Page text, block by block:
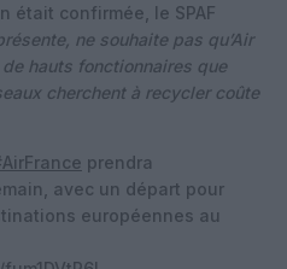
était confirmée, le SPAF
ne souhaite pas qu’Air
hauts fonctionnaires que
cherchent à recycler coûte
prendra
avec un départ pour
européennes au